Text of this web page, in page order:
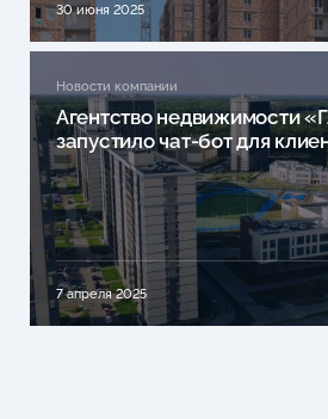
30 июня 2025
Новости компании
Агентство недвижимости
запустило чат-бот для
7 апреля 2025